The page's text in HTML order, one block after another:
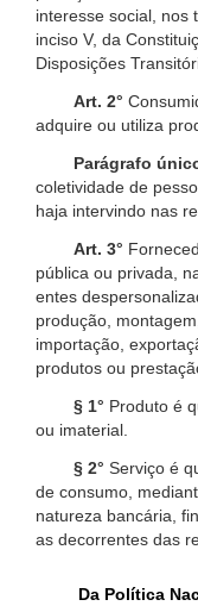
interesse social, nos
inciso V, da
Disposições
Art. 2°
adquire ou utiliza
Parágrafo
coletividade de
haja intervindo nas
Art. 3°
pública ou privada,
entes
produção,
importação,
produtos ou
§ 1° Produto é
ou imaterial.
§ 2° Serviço é
de consumo,
natureza bancária,
as decorrentes das
Da Política